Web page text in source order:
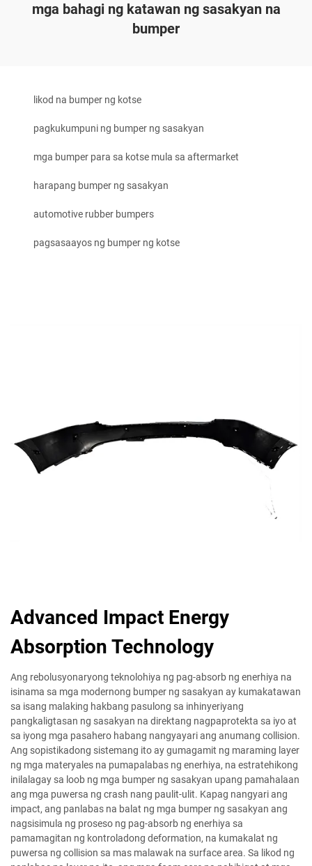
mga bahagi ng katawan ng sasakyan na
bumper
likod na bumper ng kotse
pagkukumpuni ng bumper ng sasakyan
mga bumper para sa kotse mula sa aftermarket
harapang bumper ng sasakyan
automotive rubber bumpers
pagsasaayos ng bumper ng kotse
Advanced Impact Energy
Absorption Technology
Ang rebolusyonaryong teknolohiya ng pag-absorb ng enerhiya na
isinama sa mga modernong bumper ng sasakyan ay kumakatawan
sa isang malaking hakbang pasulong sa inhinyeriyang
pangkaligtasan ng sasakyan na direktang nagpaprotekta sa iyo at
sa iyong mga pasahero habang nangyayari ang anumang collision.
Ang sopistikadong sistemang ito ay gumagamit ng maraming layer
ng mga materyales na pumapalabas ng enerhiya, na estratehikong
inilalagay sa loob ng mga bumper ng sasakyan upang pamahalaan
ang mga puwersa ng crash nang paulit-ulit. Kapag nangyari ang
impact, ang panlabas na balat ng mga bumper ng sasakyan ang
nagsisimula ng proseso ng pag-absorb ng enerhiya sa
pamamagitan ng kontroladong deformation, na kumakalat ng
puwersa ng collision sa mas malawak na surface area. Sa likod ng